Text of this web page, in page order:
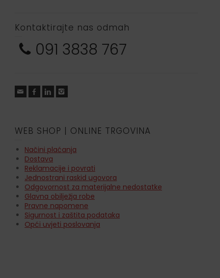
Kontaktirajte nas odmah
091 3838 767
WEB SHOP | ONLINE TRGOVINA
Načini plaćanja
Dostava
Reklamacije i povrati
Jednostrani raskid ugovora
Odgovornost za materijalne nedostatke
Glavna obilježja robe
Pravne napomene
Sigurnost i zaštita podataka
Opći uvjeti poslovanja